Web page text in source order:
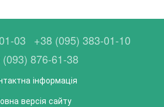
03
+38 (095) 383-01-10
(093) 876-61-38
інформація
версія сайту